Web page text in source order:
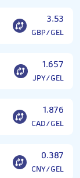
3.53
GBP/GEL
1.657
JPY/GEL
1.876
CAD/GEL
0.387
CNY/GEL